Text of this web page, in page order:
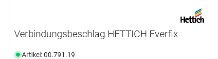
Verbindungsbeschlag HETTICH Everfix
Artikel: 00.791.19